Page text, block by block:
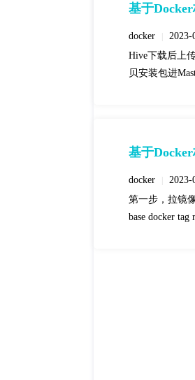
基于
docker 2023-
Hive下载后上
贝安装包进
基于
docker 2023-
第一步，拉镜
base docker tag